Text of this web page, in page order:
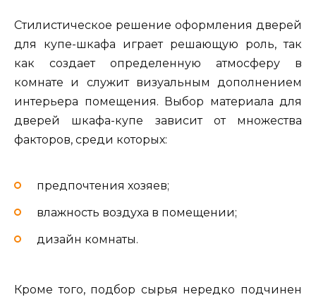
Стилистическое решение оформления дверей
для купе-шкафа играет решающую роль, так
как создает определенную атмосферу в
комнате и служит визуальным дополнением
интерьера помещения. Выбор материала для
дверей шкафа-купе зависит от множества
факторов, среди которых:
предпочтения хозяев;
влажность воздуха в помещении;
дизайн комнаты.
Кроме того, подбор сырья нередко подчинен